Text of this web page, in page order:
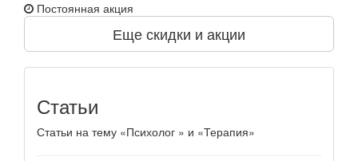
Постоянная акция
Еще скидки и акции
Статьи
Статьи на тему «Психолог » и «Терапия»